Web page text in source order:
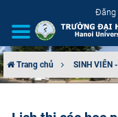
Đăng
Trang chủ SINH VIÊN